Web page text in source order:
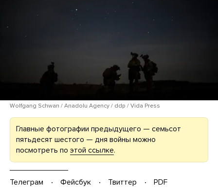
Wolfgang Schwan / Anadolu Agency / ddp / Vida Press
Главные фотографии предыдущего — семьсот
пятьдесят шестого — дня войны можно
посмотреть по этой ссылке.
Телеграм Фейсбук Твиттер
PDF